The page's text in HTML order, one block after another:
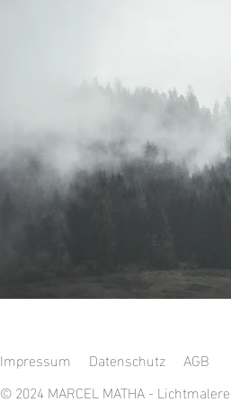
Impressum Datenschutz
AGB
© 2024 MARCEL MATHA -